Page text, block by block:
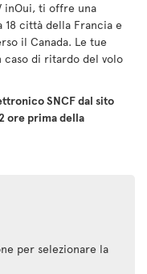
inOui, ti offre una
18 città della Francia e
il Canada. Le tue
di ritardo del volo
SNCF dal sito
ore prima della
per selezionare la